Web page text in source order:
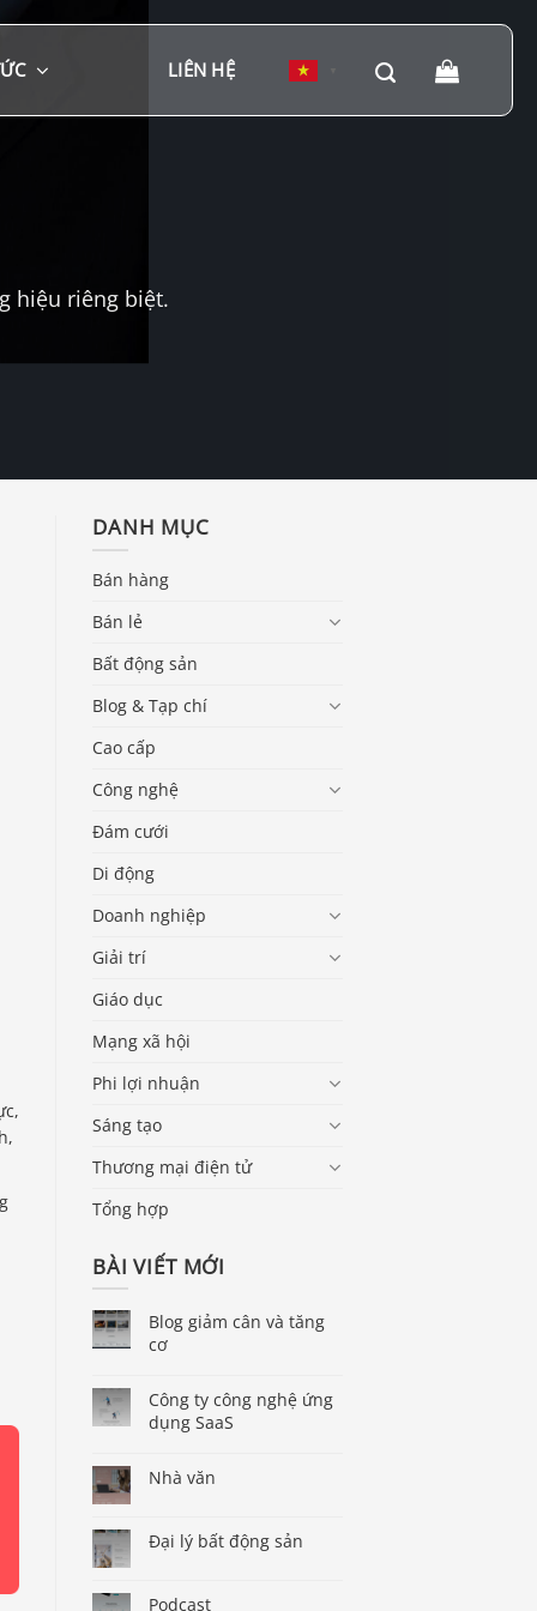
LIÊN HỆ
hiệu riêng biệt.
DANH MỤC
Bán hàng
Bán lẻ
Bất động sản
Blog & Tạp chí
Cao cấp
Công nghệ
Đám cưới
Di động
Doanh nghiệp
Giải trí
Giáo dục
Mạng xã hội
Phi lợi nhuận
Sáng tạo
Thương mại điện tử
Tổng hợp
BÀI VIẾT MỚI
Blog giảm cân và tăng
cơ
Công ty công nghệ ứng
dụng SaaS
Nhà văn
Đại lý bất động sản
Podcast